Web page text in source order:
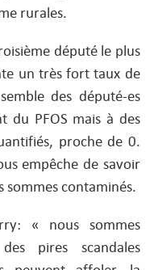
rurales.
député le plus
un très fort taux de
des député-es
du PFOS mais à des
proche de 0.
empêche de savoir
sommes contaminés.
« nous sommes
pires scandales